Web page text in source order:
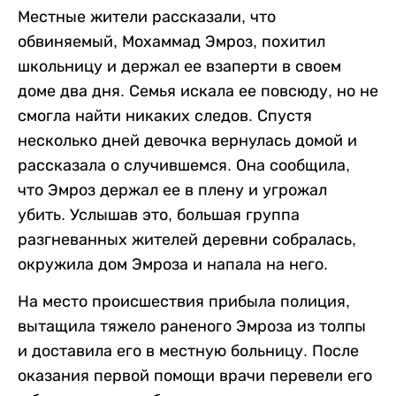
Местные жители рассказали, что
обвиняемый, Мохаммад Эмроз, похитил
школьницу и держал ее взаперти в своем
доме два дня. Семья искала ее повсюду, но не
смогла найти никаких следов. Спустя
несколько дней девочка вернулась домой и
рассказала о случившемся. Она сообщила,
что Эмроз держал ее в плену и угрожал
убить. Услышав это, большая группа
разгневанных жителей деревни собралась,
окружила дом Эмроза и напала на него.
На место происшествия прибыла полиция,
вытащила тяжело раненого Эмроза из толпы
и доставила его в местную больницу. После
оказания первой помощи врачи перевели его